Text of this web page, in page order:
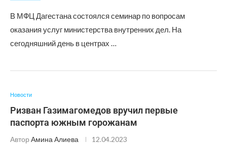
В МФЦ Дагестана состоялся семинар по вопросам
оказания услуг министерства внутренних дел. На
сегодняшний день в центрах …
Новости
Ризван Газимагомедов вручил первые
паспорта южным горожанам
Автор Амина Алиева 12.04.2023